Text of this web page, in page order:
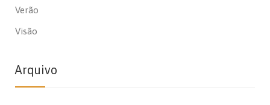
Verão
Visão
Arquivo